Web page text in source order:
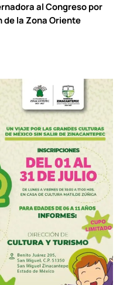
al Congreso por
de la Zona Oriente